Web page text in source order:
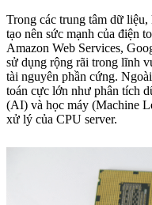
Trong các trung tâm dữ
tạo nên sức mạnh của điện
Amazon Web Services,
sử dụng rộng rãi trong lĩnh
tài nguyên phần cứng.
toán cực lớn như phân tích
(AI) và học máy (Machine
xử lý của CPU server.